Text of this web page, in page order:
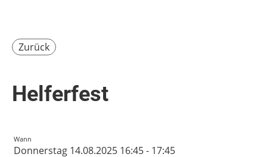
Zurück
Helferfest
Wann
Donnerstag 14.08.2025 16:45 - 17:45